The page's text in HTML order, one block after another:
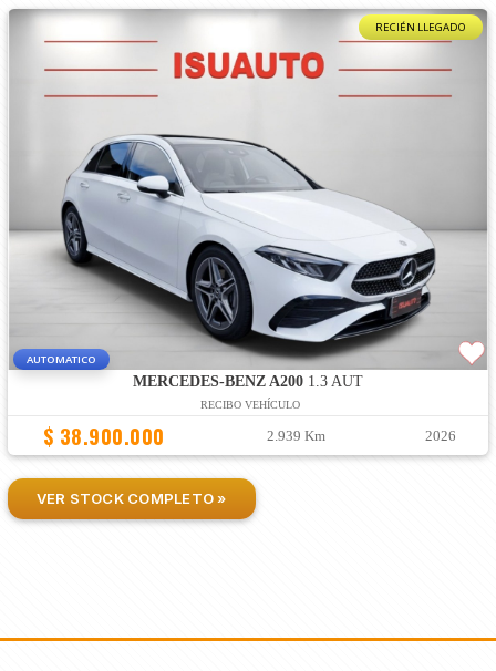
RECIÉN LLEGADO
AUTOMATICO
MERCEDES-BENZ A2001.3 AUT
RECIBO VEHÍCULO
$ 38.900.000 2.939 Km 2026
VER STOCK COMPLETO »